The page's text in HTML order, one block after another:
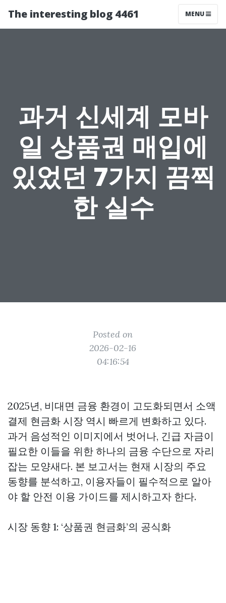
The interesting blog 4461 MENU
과거 신세계 모바
일 상품권 매입에
있었던 7가지 끔찍
한 실수
Posted on
2026-02-16
04:16:54
2025년, 비대면 금융 환경이 고도화되면서 소액
결제 현금화 시장 역시 빠르게 변화하고 있다.
과거 음성적인 이미지에서 벗어나, 긴급 자금이
필요한 이들을 위한 하나의 금융 수단으로 자리
잡는 모양새다. 본 보고서는 현재 시장의 주요
동향를 분석하고, 이용자들이 필수적으로 알아
야 할 안전 이용 가이드를 제시하고자 한다.
시장 동향 1: ‘상품권 현금화’의 공식화